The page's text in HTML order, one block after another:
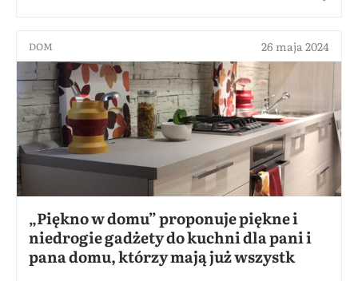
DOM 26 maja 2024
„Piękno w domu” proponuje piękne i
niedrogie gadżety do kuchni dla pani i
pana domu, którzy mają już wszystk